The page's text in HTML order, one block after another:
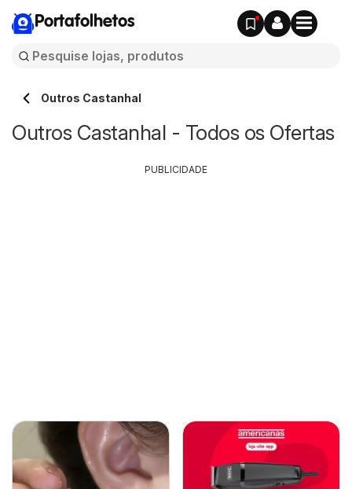
Portafolhetos
Outros Castanhal
Outros Castanhal - Todos os Ofertas
PUBLICIDADE